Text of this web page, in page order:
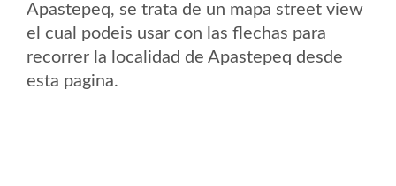
Apastepeq, se trata de un mapa street view
el cual podeis usar con las flechas para
recorrer la localidad de Apastepeq desde
esta pagina.